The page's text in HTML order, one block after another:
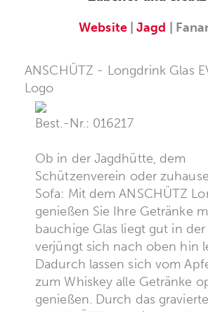
Website|Jagd |
ANSCHÜTZ - Longdrink Glas
Logo
Best.-Nr.: 016217
Ob in der Jagdhütte, dem
Schützenverein oder
Sofa: Mit dem ANSCHÜTZ
genießen Sie Ihre Getränke
bauchige Glas liegt gut in
verjüngt sich nach oben hin
Dadurch lassen sich vom
zum Whiskey alle Getränke
genießen. Durch das gravierte